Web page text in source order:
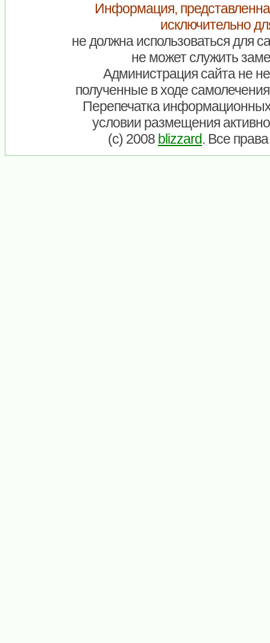
Информация,
исключительно
не должна использоваться для
не может служить
Администрация сайта не
полученные в ходе
Перепечатка
условии размещения
(c) 2008 blizzard. Все